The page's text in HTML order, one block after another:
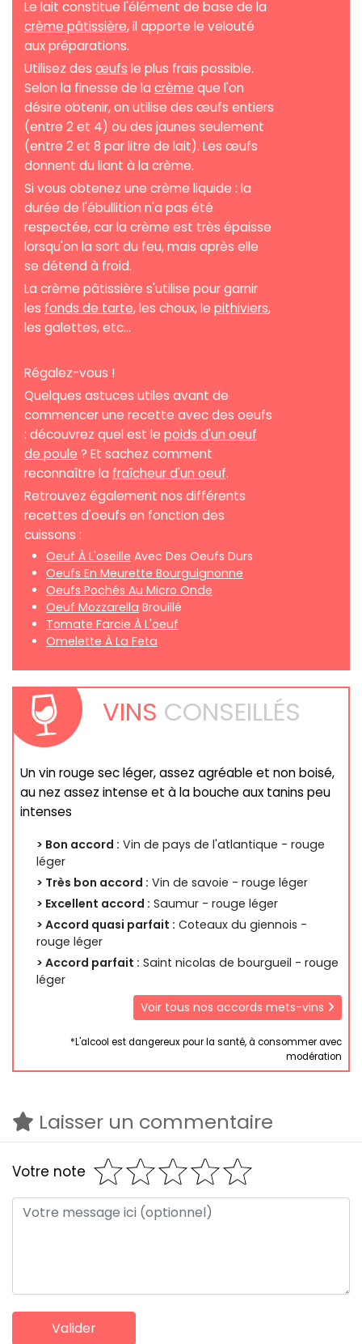
Le lait constitue l'élément de base de la
crème pâtissière, il apporte le velouté
aux préparations.
Utilisez des œufs le plus frais possible.
Selon la finesse de la crème que l'on
désire obtenir, on utilise des œufs entiers
(entre 2 et 4) ou des jaunes seulement
(entre 2 et 8 par litre de lait). Les œufs
donnent du liant à la crème.
Si vous obtenez une crème liquide : la
durée de l'ébullition n'a pas été
respectée, car la crème est très épaisse
lorsqu'on la sort du feu, mais après elle
se détend à froid.
La crème pâtissière s'utilise pour garnir
les fonds de tarte, les choux, le pithiviers,
les galettes, etc...
Régalez-vous !
Quelques astuces utiles avant de
commencer une recette avec des oeufs
: découvrez quel est le poids d'un oeuf
de poule ? Et sachez comment
reconnaître la fraîcheur d'un oeuf.
Retrouvez également nos différents
recettes d'oeufs en fonction des
cuissons :
Oeuf À L'oseille Avec Des Oeufs Durs
Oeufs En Meurette Bourguignonne
Oeufs Pochés Au Micro Onde
Oeuf Mozzarella Brouillé
Tomate Farcie À L'oeuf
Omelette À La Feta
VINS CONSEILLÉS
Un vin rouge sec léger, assez agréable et non boisé,
au nez assez intense et à la bouche aux tanins peu
intenses
> Bon accord : Vin de pays de l'atlantique - rouge
léger
> Très bon accord : Vin de savoie - rouge léger
> Excellent accord : Saumur - rouge léger
> Accord quasi parfait : Coteaux du giennois -
rouge léger
> Accord parfait : Saint nicolas de bourgueil - rouge
léger
Voir tous nos accords mets-vins
*L'alcool est dangereux pour la santé, à consommer avec
modération
Laisser un commentaire
Votre note